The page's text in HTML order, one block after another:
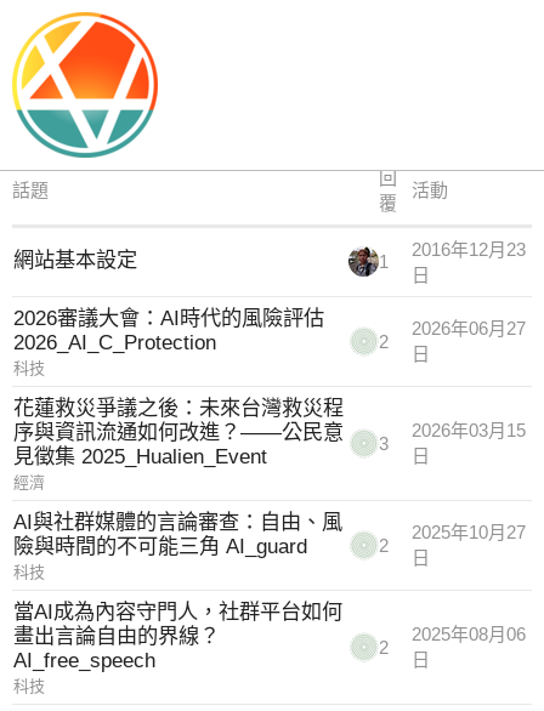
meta
話題
回
覆
活動
網站基本設定 1
2016年12月23
日
2026審議大會：AI時代的風險評估
2026_AI_C_Protection
科技
2
2026年06月27
日
花蓮救災爭議之後：未來台灣救災程
序與資訊流通如何改進？——公民意
見徵集 2025_Hualien_Event
經濟
3
2026年03月15
日
AI與社群媒體的言論審查：自由、風
險與時間的不可能三角 AI_guard
科技
2
2025年10月27
日
當AI成為內容守門人，社群平台如何
畫出言論自由的界線？
AI_free_speech
科技
2
2025年08月06
日